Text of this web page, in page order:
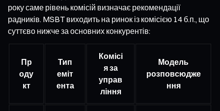
року саме рівень комісій визначає рекомендації
радників. MSBT виходить на ринок із комісією 14 б.п., що
суттєво нижче за основних конкурентів:
Пр
оду
кт
Тип
еміт
ента
Комісі
я за
управ
ління
Модель
розповсюдже
ння